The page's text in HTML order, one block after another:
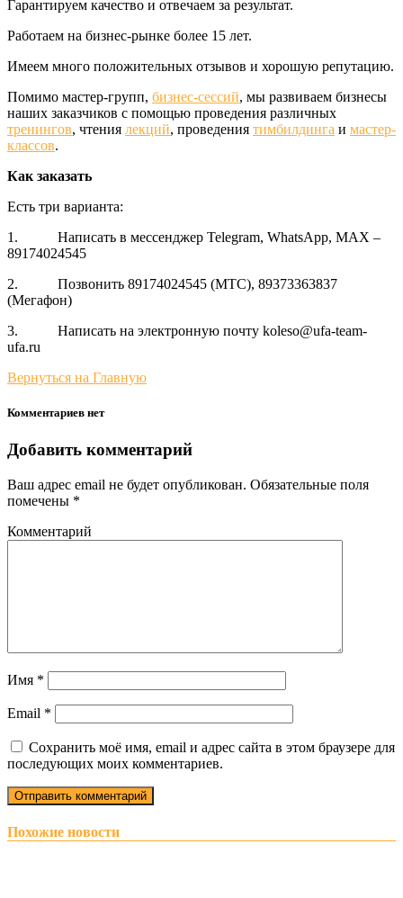
Гарантируем качество и отвечаем за результат.
Работаем на бизнес-рынке более 15 лет.
Имеем много положительных отзывов и хорошую репутацию.
Помимо мастер-групп, бизнес-сессий, мы развиваем бизнесы
наших заказчиков с помощью проведения различных
тренингов, чтения лекций, проведения тимбилдинга и мастер-
классов.
Как заказать
Есть три варианта:
1. Написать в мессенджер Telegram, WhatsApp, MAX –
89174024545
2. Позвонить 89174024545 (МТС), 89373363837
(Мегафон)
3. Написать на электронную почту koleso@ufa-team-
ufa.ru
Вернуться на Главную
Комментариев нет
Добавить комментарий
Ваш адрес email не будет опубликован. Обязательные поля
помечены *
Комментарий
Имя *
Email *
Сохранить моё имя, email и адрес сайта в этом браузере для
последующих моих комментариев.
Похожие новости